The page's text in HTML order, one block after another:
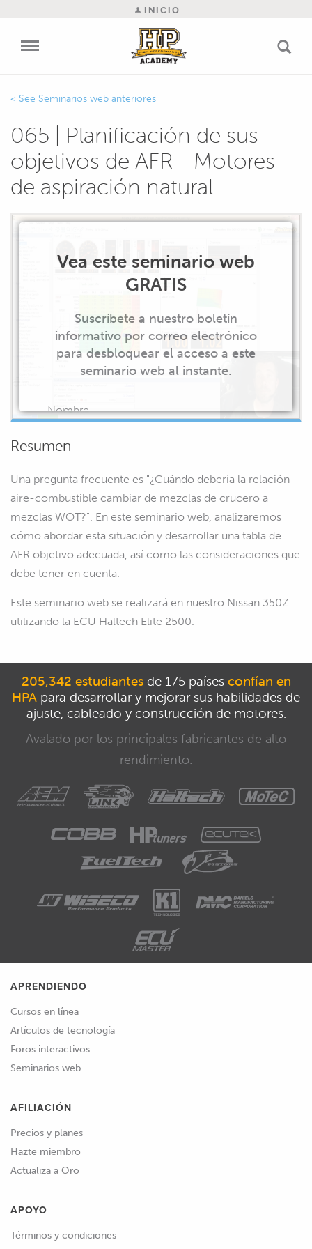
INICIO
Seminarios web anteriores
065 | Planificación de sus
objetivos de AFR - Motores
de aspiración natural
Vea este seminario web
GRATIS
Suscríbete a nuestro boletín
informativo por correo electrónico
para desbloquear el acceso a este
seminario web al instante.
Nombre
Correo electrónico
EMPIEZA A VER
Resumen
Una pregunta frecuente es "¿Cuándo debería la relación
aire-combustible cambiar de mezclas de crucero a
mezclas WOT?". En este seminario web, analizaremos
cómo abordar esta situación y desarrollar una tabla de
AFR objetivo adecuada, así como las consideraciones que
debe tener en cuenta.
Este seminario web se realizará en nuestro Nissan 350Z
utilizando la ECU Haltech Elite 2500.
205,342 estudiantesde 175 países confían en
HPA para desarrollar y mejorar sus habilidades de
ajuste, cableado y construcción de motores.
Avalado por los principales fabricantes de alto
rendimiento.
APRENDIENDO
Cursos en línea
Artículos de tecnología
Foros interactivos
Seminarios web
AFILIACIÓN
Precios y planes
Hazte miembro
Actualiza a Oro
APOYO
Términos y condiciones